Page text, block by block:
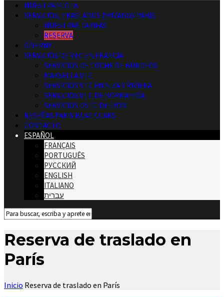
NUESTRA FLOTA
SERVICIOS, TRASLADOS PRIVADOS PARIS
NUESTRAS TARIFAS
RESERVA
GIVERNY
SERVICIOS DE VTC EN FRANCIA
SERVICIOS DE COCHE DE BURDEOS
MARSELLA VTC
SERVICIOS VTC EN NIZA Y RIVIERA
SERVICIOS VTC DE NORMANDÍA
SERVICIOS DVTC DE LYON
RESEÑAS PARIS BLACK CARS
CONTACTO
ESPAÑOL
FRANÇAIS
PORTUGUÊS
РУССКИЙ
ENGLISH
ITALIANO
עברית
Reserva de traslado en
París
Inicio Reserva de traslado en París